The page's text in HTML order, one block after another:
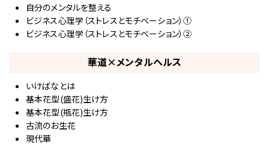
自分のメンタルを整える
ビジネス心理学（ストレスとモチベーション）①
ビジネス心理学（ストレスとモチベーション）②
華道×メンタルヘルス
いけばなとは
基本花型(盛花)生け方
基本花型(瓶花)生け方
古流のお生花
現代華